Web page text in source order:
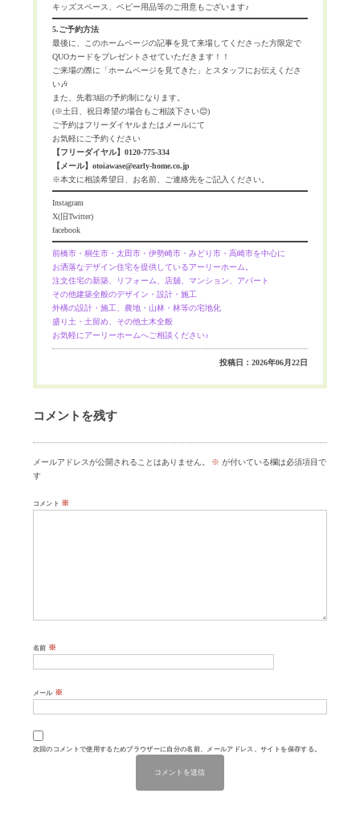
キッズスペース、ベビー用品等のご用意もございます♪
5.ご予約方法
最後に、このホームページの記事を見て来場してくださった方限定で
QUOカードをプレゼントさせていただきます！！
ご来場の際に「ホームページを見てきた」とスタッフにお伝えくださ
い🎶
また、先着3組の予約制になります。
(※土日、祝日希望の場合もご相談下さい😊)
ご予約はフリーダイヤルまたはメールにて
お気軽にご予約ください
【フリーダイヤル】0120-775-334
【メール】otoiawase@early-home.co.jp
※本文に相談希望日、お名前、ご連絡先をご記入ください。
Instagram
X(旧Twitter)
facebook
前橋市・桐生市・太田市・伊勢崎市・みどり市・高崎市を中心に
お洒落なデザイン住宅を提供しているアーリーホーム。
注文住宅の新築、リフォーム、店舖、マンション、アパート
その他建築全般のデザイン・設計・施工
外構の設計・施工、農地・山林・林等の宅地化
盛り土・土留め、その他土木全般
お気軽にアーリーホームへご相談ください♪
投稿日：2026年06月22日
コメントを残す
メールアドレスが公開されることはありません。 ※ が付いている欄は必須項目で
す
コメント ※
名前 ※
メール ※
次回のコメントで使用するためブラウザーに自分の名前、メールアドレス、サイトを保存する。